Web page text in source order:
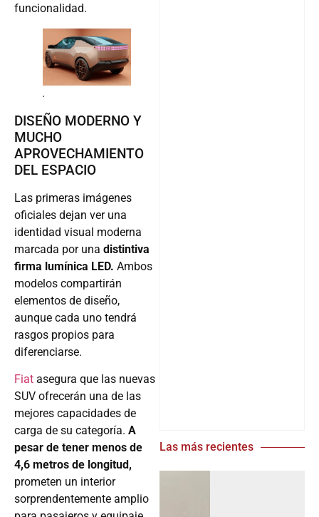
funcionalidad.
.
DISEÑO MODERNO Y
MUCHO
APROVECHAMIENTO
DEL ESPACIO
Las primeras imágenes
oficiales dejan ver una
identidad visual moderna
marcada por una distintiva
firma lumínica LED. Ambos
modelos compartirán
elementos de diseño,
aunque cada uno tendrá
rasgos propios para
diferenciarse.
Fiat asegura que las nuevas
SUV ofrecerán una de las
mejores capacidades de
carga de su categoría. A
pesar de tener menos de
4,6 metros de longitud,
prometen un interior
sorprendentemente amplio
Las más recientes